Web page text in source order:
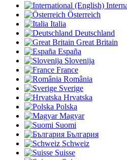
Österreich
Italia
Deutschland
Great Britain
España
Slovenija
France
România
Sverige
Hrvatska
Polska
Magyar
Suomi
България
Schweiz
Suisse